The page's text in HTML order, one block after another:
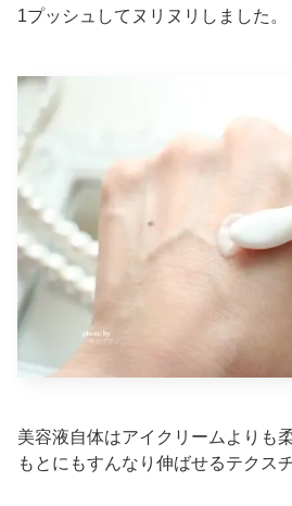
1プッシュしてヌリヌリしました。
美容液自体はアイクリームよりも
もとにもすんなり伸ばせるテクスチ